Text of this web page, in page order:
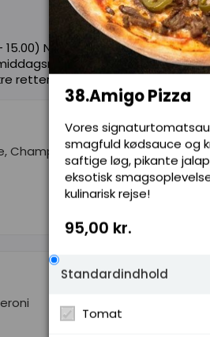
15.00) Når frokostsulten melder
har vi altid et godt
retter fra menuen til højre. God
Champignon
38.Amigo Pizza
Vores
smagfuld kødsauce og
saftige løg, pikante
eksotisk
kulinarisk rejse!
95,00 kr.
Standardindhold
Tomat